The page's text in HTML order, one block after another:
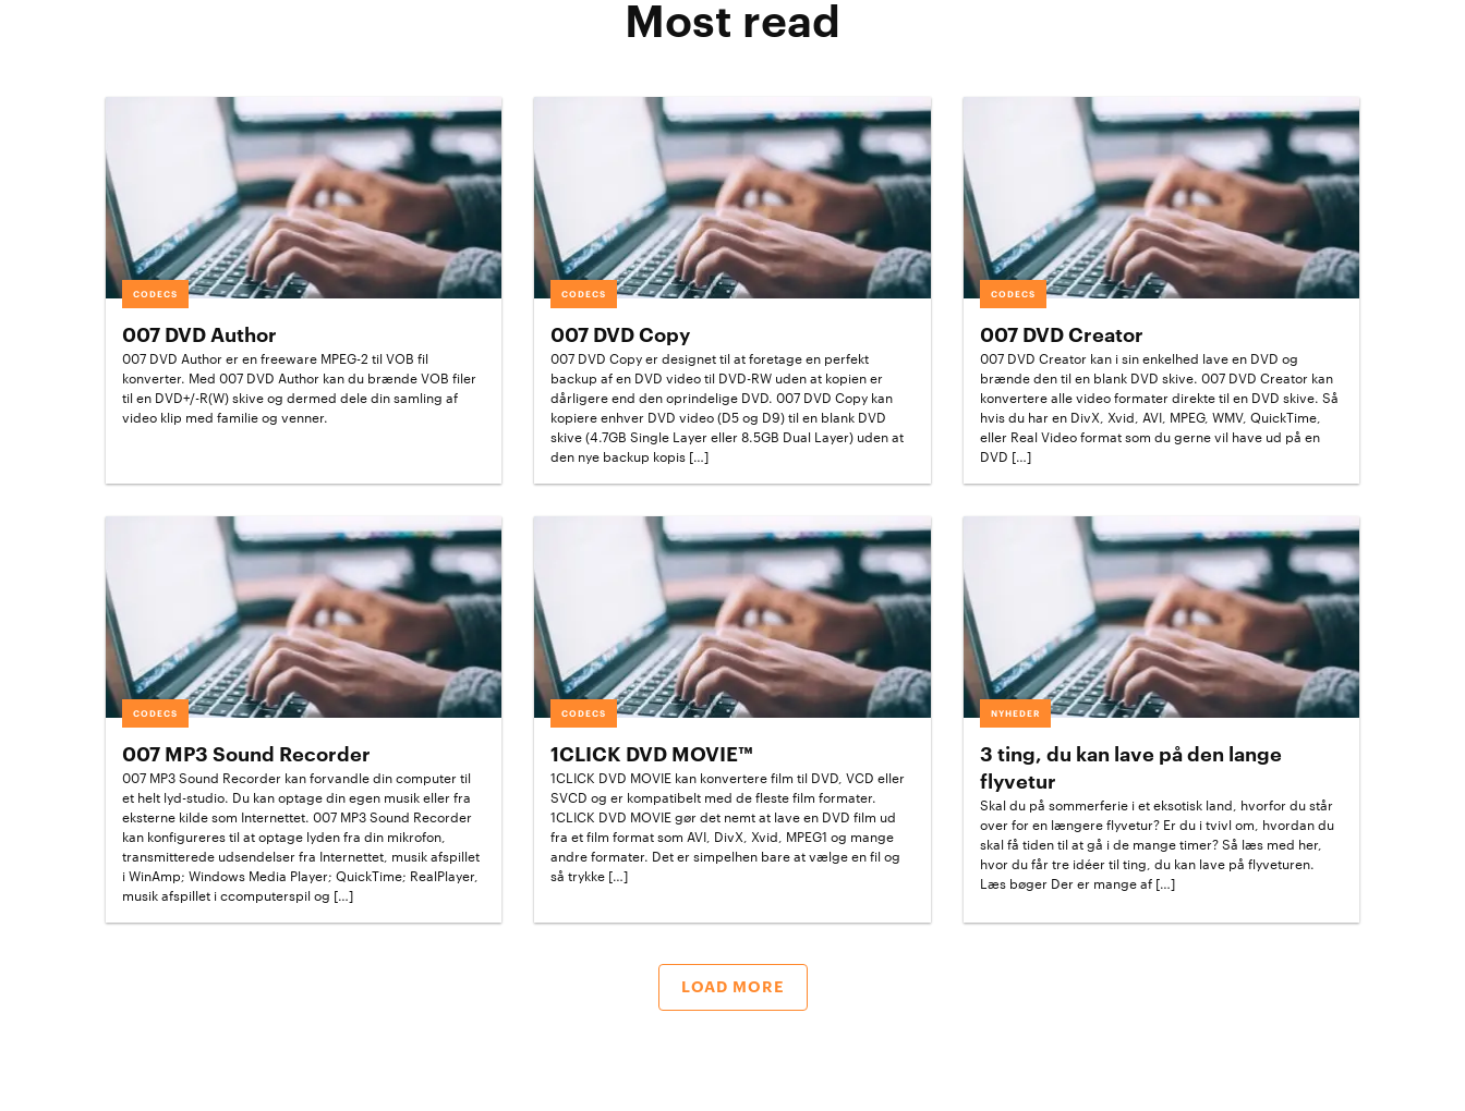
Most read
CODECS
007 DVD Author
007 DVD Author er en freeware MPEG-2 til VOB fil
konverter. Med 007 DVD Author kan du brænde VOB filer
til en DVD+/-R(W) skive og dermed dele din samling af
video klip med familie og venner.
CODECS
007 DVD Copy
007 DVD Copy er designet til at foretage en perfekt
backup af en DVD video til DVD-RW uden at kopien er
dårligere end den oprindelige DVD. 007 DVD Copy kan
kopiere enhver DVD video (D5 og D9) til en blank DVD
skive (4.7GB Single Layer eller 8.5GB Dual Layer) uden at
den nye backup kopis […]
CODECS
007 DVD Creator
007 DVD Creator kan i sin enkelhed lave en DVD og
brænde den til en blank DVD skive. 007 DVD Creator kan
konvertere alle video formater direkte til en DVD skive. Så
hvis du har en DivX, Xvid, AVI, MPEG, WMV, QuickTime,
eller Real Video format som du gerne vil have ud på en
DVD […]
CODECS
007 MP3 Sound Recorder
007 MP3 Sound Recorder kan forvandle din computer til
et helt lyd-studio. Du kan optage din egen musik eller fra
eksterne kilde som Internettet. 007 MP3 Sound Recorder
kan konfigureres til at optage lyden fra din mikrofon,
transmitterede udsendelser fra Internettet, musik afspillet
i WinAmp; Windows Media Player; QuickTime; RealPlayer,
musik afspillet i ccomputerspil og […]
CODECS
1CLICK DVD MOVIE™
1CLICK DVD MOVIE kan konvertere film til DVD, VCD eller
SVCD og er kompatibelt med de fleste film formater.
1CLICK DVD MOVIE gør det nemt at lave en DVD film ud
fra et film format som AVI, DivX, Xvid, MPEG1 og mange
andre formater. Det er simpelhen bare at vælge en fil og
så trykke […]
NYHEDER
3 ting, du kan lave på den lange
flyvetur
Skal du på sommerferie i et eksotisk land, hvorfor du står
over for en længere flyvetur? Er du i tvivl om, hvordan du
skal få tiden til at gå i de mange timer? Så læs med her,
hvor du får tre idéer til ting, du kan lave på flyveturen.
Læs bøger Der er mange af […]
LOAD MORE